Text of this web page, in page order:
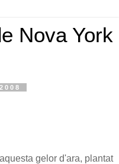
Nova York
gelor d'ara, plantat